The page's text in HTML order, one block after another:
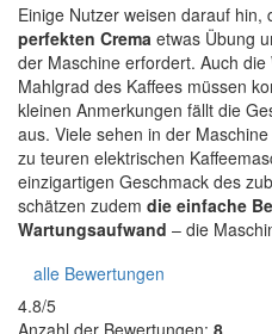
Einige Nutzer weisen darauf hin,
perfekten Crema etwas Übung
der Maschine erfordert. Auch
Mahlgrad des Kaffees müssen
kleinen Anmerkungen fällt die
aus. Viele sehen in der
zu teuren elektrischen
einzigartigen Geschmack des
schätzen zudem die einfache
Wartungsaufwand – die
alle Bewertungen
4.8/5
Anzahl der Bewertungen: 8